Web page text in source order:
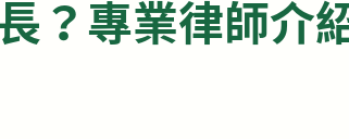
？專業律師介